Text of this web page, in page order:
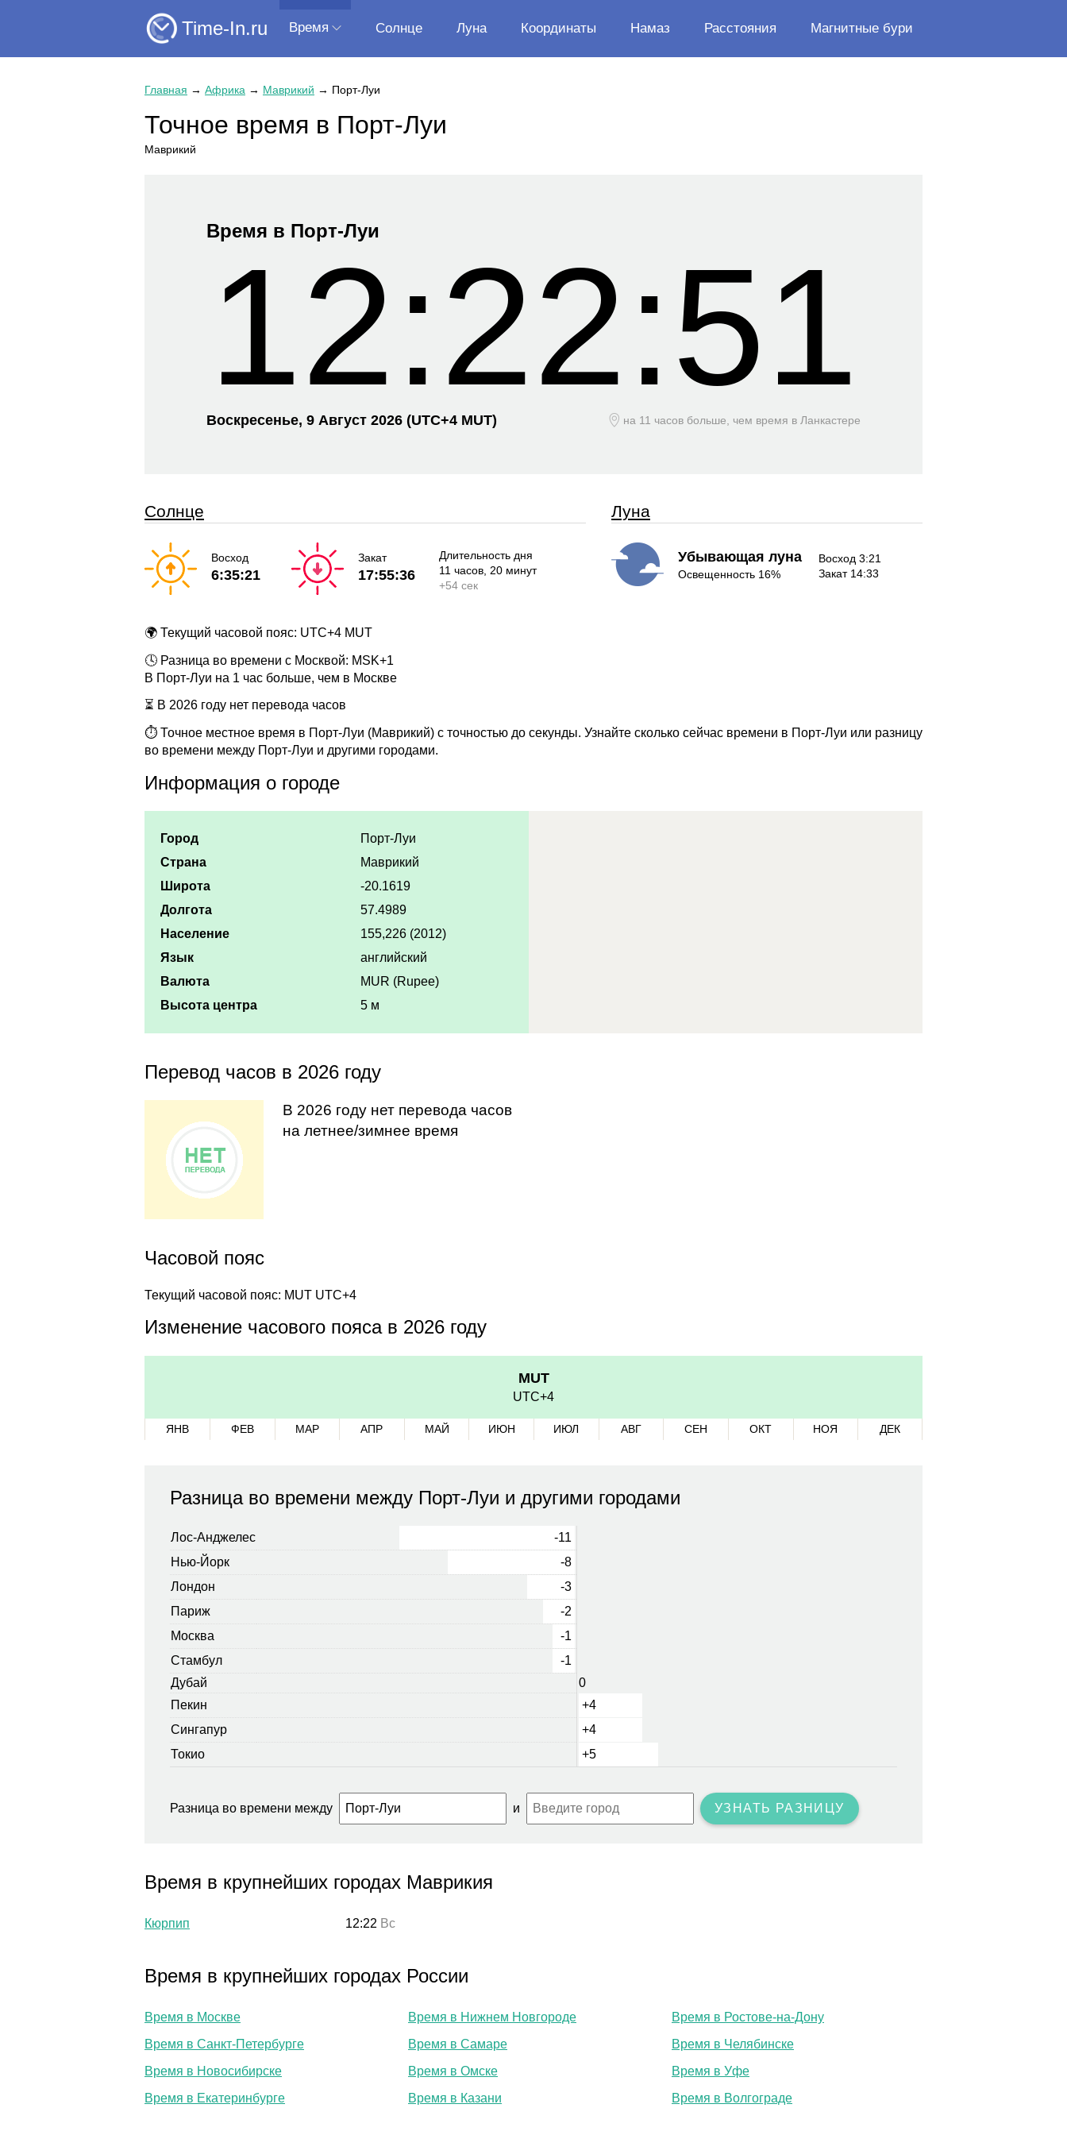
Time-In.ru Время Солнце Луна Координаты Намаз Расстояния Магнитные бури
Главная → Африка → Маврикий → Порт-Луи
Точное время в Порт-Луи
Маврикий
Время в Порт-Луи
12:22:51
Воскресенье, 9 Август 2026 (UTC+4 MUT) на 11 часов больше, чем время в Ланкастере
Солнце
Восход
6:35:21
Закат
17:55:36
Длительность дня
11 часов, 20 минут
+54 сек
Луна
Убывающая луна
Освещенность 16%
Восход 3:21
Закат 14:33
🌍 Текущий часовой пояс: UTC+4 MUT
🕓 Разница во времени с Москвой: MSK+1
В Порт-Луи на 1 час больше, чем в Москве
⏳ В 2026 году нет перевода часов
⏱ Точное местное время в Порт-Луи (Маврикий) с точностью до секунды. Узнайте сколько сейчас времени в Порт-Луи или разницу
во времени между Порт-Луи и другими городами.
Информация о городе
Город
Порт-Луи
Страна
Маврикий
Широта
-20.1619
Долгота
57.4989
Население
155,226 (2012)
Язык
английский
Валюта
MUR (Rupee)
Высота центра
5 м
Перевод часов в 2026 году
В 2026 году нет перевода часов
на летнее/зимнее время
Часовой пояс
Текущий часовой пояс: MUT UTC+4
Изменение часового пояса в 2026 году
MUT
UTC+4
ЯНВ ФЕВ МАР АПР МАЙ ИЮН ИЮЛ АВГ СЕН ОКТ НОЯ ДЕК
Разница во времени между Порт-Луи и другими городами
Лос-Анджелес
-11
Нью-Йорк
-8
Лондон
-3
Париж
-2
Москва
-1
Стамбул
-1
Дубай
0
Пекин
+4
Сингапур
+4
Токио
+5
Разница во времени между и УЗНАТЬ РАЗНИЦУ
Время в крупнейших городах Маврикия
Кюрпип 12:22 Вс
Время в крупнейших городах России
Время в Москве
Время в Санкт-Петербурге
Время в Новосибирске
Время в Екатеринбурге
Время в Нижнем Новгороде
Время в Самаре
Время в Омске
Время в Казани
Время в Ростове-на-Дону
Время в Челябинске
Время в Уфе
Время в Волгограде